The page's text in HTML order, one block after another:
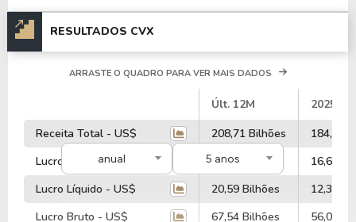
RESULTADOS CVX
anual 5 anos
ARRASTE O QUADRO PARA VER MAIS DADOS
Últ. 12M
2025
Receita Total - US$
208,71 Bilhões
184,43
Lucro Operacional - US$
25,74 Bilhões
16,67
Lucro Líquido - US$
20,59 Bilhões
12,30
Lucro Bruto - US$
67,54 Bilhões 56,09